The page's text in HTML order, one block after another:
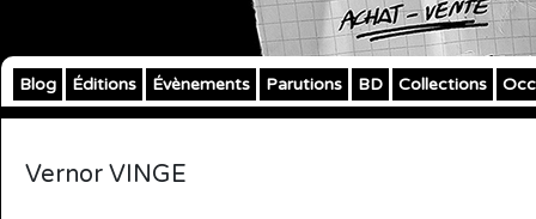
Blog Éditions Évènements Parutions BD Collections
Vernor VINGE